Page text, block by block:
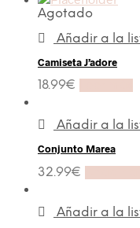
Agotado
Añadir a la
Camiseta J’adore
18.99€
Añadir a la
Conjunto Marea
32.99€
Añadir a la